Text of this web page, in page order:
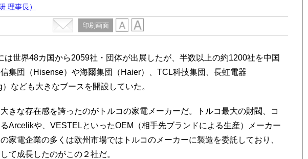
理事長）
印刷画面
世界48カ国から2059社・団体が出展したが、半数以上の約1200社を中国
集団（Hisense）や海爾集団（Haier）、TCL科技集団、長虹電器
）なども大きなブースを開設していた。
きな存在感を誇ったのがトルコの家電メーカーだ。トルコ最大の財閥、コ
Arcelikや、VESTELといったOEM（相手先ブランドによる生産）メーカー
家電企業の多くは欧州市場ではトルコのメーカーに製造を委託しており、
て成長したのがこの２社だ。